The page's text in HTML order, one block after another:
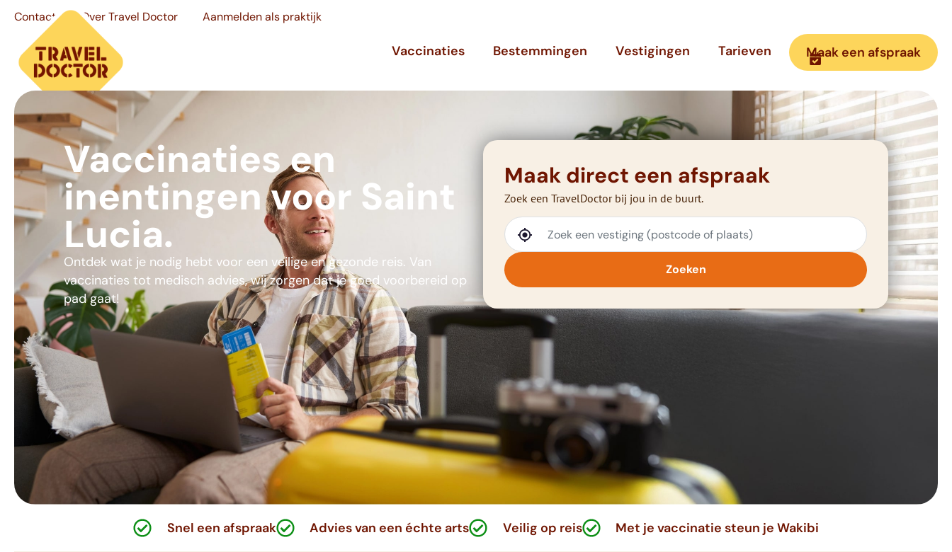
Contact Over Travel Doctor Aanmelden als praktijk
Maak een afspraak
Vaccinaties Bestemmingen Vestigingen Tarieven
Vaccinaties en
inentingen voor Saint
Lucia.
Ontdek wat je nodig hebt voor een veilige en gezonde reis. Van
vaccinaties tot medisch advies, wij zorgen dat je goed voorbereid op
pad gaat!
Maak direct een afspraak
Zoek een TravelDoctor bij jou in de buurt.
Zoeken
Snel een afspraak Advies van een échte arts Veilig op reis Met je vaccinatie steun je Wakibi